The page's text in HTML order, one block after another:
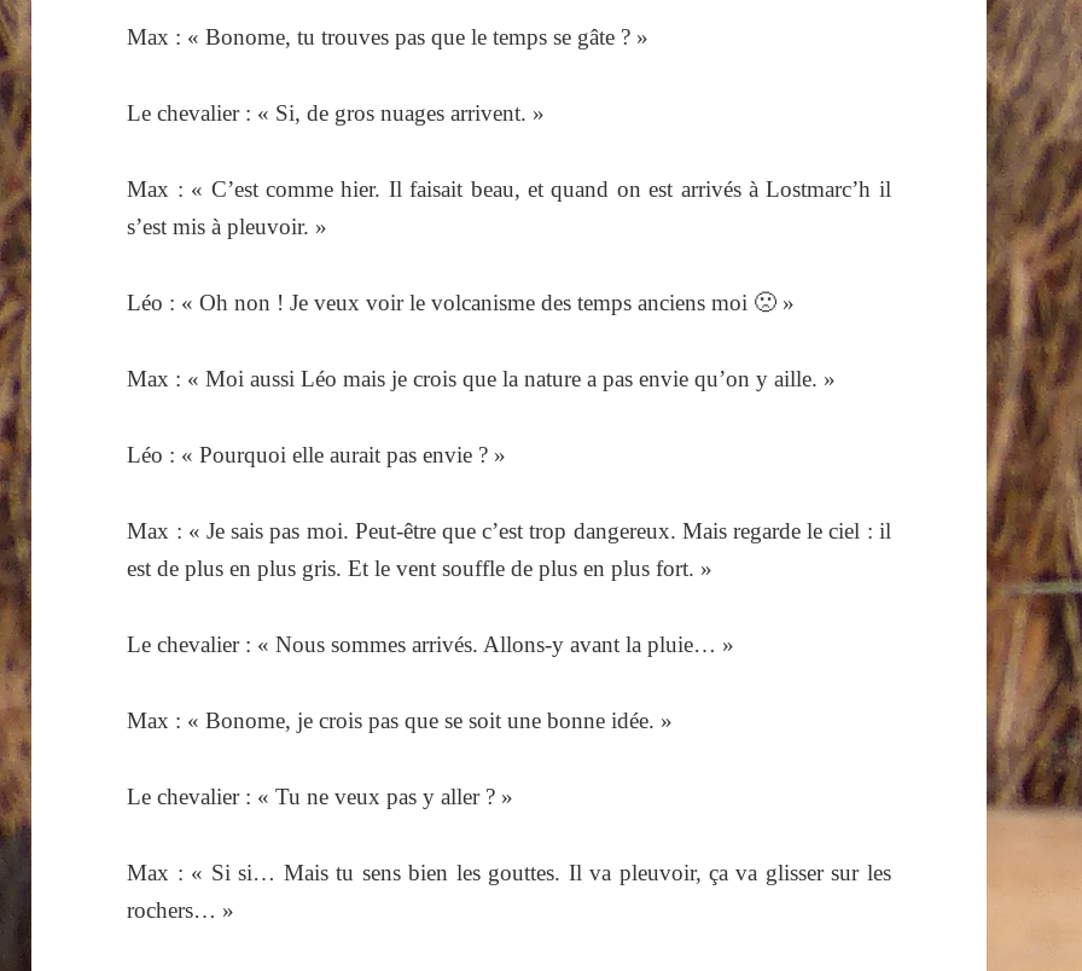
Max : « Bonome, tu trouves pas que le temps se gâte ? »
Le chevalier : « Si, de gros nuages arrivent. »
Max : « C’est comme hier. Il faisait beau, et quand on est arrivés à Lostmarc’h il
s’est mis à pleuvoir. »
Léo : « Oh non ! Je veux voir le volcanisme des temps anciens moi 🙁 »
Max : « Moi aussi Léo mais je crois que la nature a pas envie qu’on y aille. »
Léo : « Pourquoi elle aurait pas envie ? »
Max : « Je sais pas moi. Peut-être que c’est trop dangereux. Mais regarde le ciel : il
est de plus en plus gris. Et le vent souffle de plus en plus fort. »
Le chevalier : « Nous sommes arrivés. Allons-y avant la pluie… »
Max : « Bonome, je crois pas que se soit une bonne idée. »
Le chevalier : « Tu ne veux pas y aller ? »
Max : « Si si… Mais tu sens bien les gouttes. Il va pleuvoir, ça va glisser sur les
rochers… »